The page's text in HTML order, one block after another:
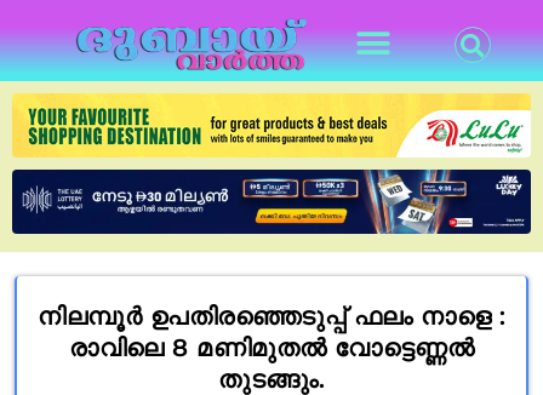
നിലമ്പൂർ ഉപതിരഞ്ഞെടുപ്പ് ഫലം നാളെ :
രാവിലെ 8 മണിമുതൽ വോട്ടെണ്ണൽ
തുടങ്ങും.